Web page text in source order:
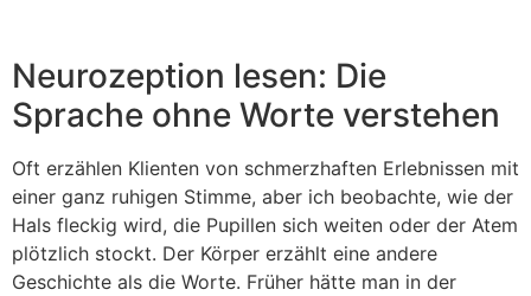
Neurozeption lesen: Die
Sprache ohne Worte verstehen
Oft erzählen Klienten von schmerzhaften Erlebnissen mit
einer ganz ruhigen Stimme, aber ich beobachte, wie der
Hals fleckig wird, die Pupillen sich weiten oder der Atem
plötzlich stockt. Der Körper erzählt eine andere
Geschichte als die Worte. Früher hätte man in der